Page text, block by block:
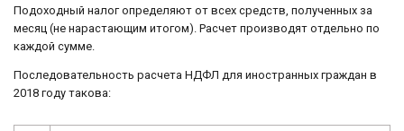
Подоходный налог определяют от всех средств, полученных за
месяц (не нарастающим итогом). Расчет производят отдельно по
каждой сумме.
Последовательность расчета НДФЛ для иностранных граждан в
2018 году такова: